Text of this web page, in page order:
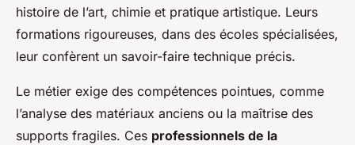
histoire de l’art, chimie et pratique artistique. Leurs
formations rigoureuses, dans des écoles spécialisées,
leur confèrent un savoir-faire technique précis.
Le métier exige des compétences pointues, comme
l’analyse des matériaux anciens ou la maîtrise des
supports fragiles. Ces professionnels de la